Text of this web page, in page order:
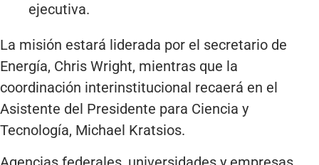
ejecutiva.
La misión estará liderada por el secretario de
Energía, Chris Wright, mientras que la
coordinación interinstitucional recaerá en el
Asistente del Presidente para Ciencia y
Tecnología, Michael Kratsios.